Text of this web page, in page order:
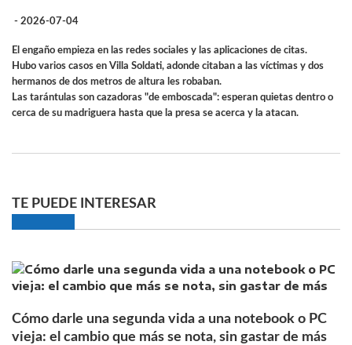
- 2026-07-04
El engaño empieza en las redes sociales y las aplicaciones de citas.
Hubo varios casos en Villa Soldati, adonde citaban a las víctimas y dos
hermanos de dos metros de altura les robaban.
Las tarántulas son cazadoras "de emboscada": esperan quietas dentro o
cerca de su madriguera hasta que la presa se acerca y la atacan.
TE PUEDE INTERESAR
Cómo darle una segunda vida a una notebook o PC
vieja: el cambio que más se nota, sin gastar de más